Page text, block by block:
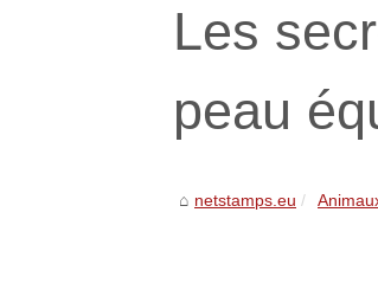
Les
peau
netstamps.eu